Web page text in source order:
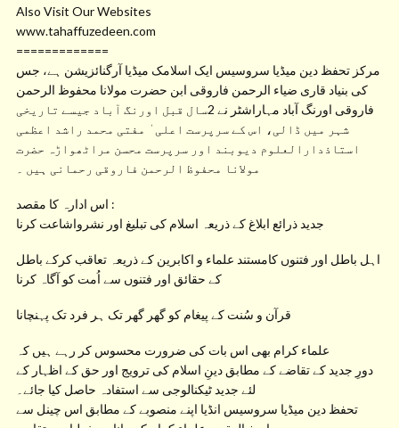
Also Visit Our Websites
www.tahaffuzedeen.com
=============
مرکز تحفظ دین میڈیا سروسیس ایک اسلامک میڈیا آرگنائزیشن ہے، جس
کی بنیاد قاری ضیاء الرحمن فاروقی ابن حضرت مولانا محفوظ الرحمن
فاروقی اورنگ آباد مہاراشٹر نے 2سال قبل اورنگ آباد جیسے تاریخی
شہر میں ڈالی، اس کے سرپرست اعلی ٰ مفتی محمد راشد اعظمی
استاذدارالعلوم دیوبند اور سرپرست محسن مراٹھواڑہ حضرت
مولانا محفوظ الرحمن فاروقی رحمانی ہیں ۔
اس ادارہ کا مقصد :
جدید ذرائع ابلاغ کے ذریعہ اسلام کی تبلیغ اور نشرواشاعت کرنا
اہل باطل اور فتنوں کامستند علماء و اکابرین کے ذریعہ تعاقب کرکے باطل
کے حقائق اور فتنوں سے اُمت کو آگاہ کرنا
قرآن و سُنت کے پیغام کو گھر گھر تک ہر فرد تک پہنچانا
علماء کرام بھی اس بات کی ضرورت محسوس کر رہے ہیں کہ
دورِ جدید کے تقاضے کے مطابق دینِ اسلام کی ترویج اور حق کے اظہار کے
لئے جدید ٹیکنالوجی سے استفادہ حاصل کیا جائے۔
تحفظ دین میڈیا سروسیس انڈیا اپنے منصوبے کے مطابق اس چینل سے